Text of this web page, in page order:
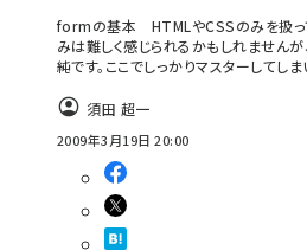
drupal (1947)
genai (1477)
abc123 (1352)
ai crunch (1348)
formの基本 HTMLやCSSのみを扱っ
みは難しく感じられるかもしれません
純です。ここでしっかりマスターしてしま
須田 超一
2009年3月19日 20:00